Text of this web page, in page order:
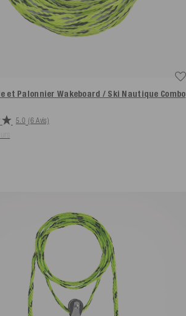
et Palonnier Wakeboard / Ski Nautique Combo
5.0 (6 Avis)